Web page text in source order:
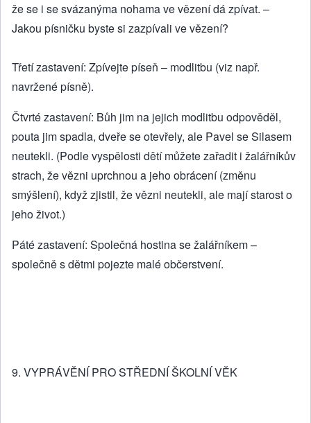
že se i se svázanýma nohama ve vězení dá zpívat. –
Jakou písničku byste si zazpívali ve vězení?
Třetí zastavení: Zpívejte píseň – modlitbu (viz např.
navržené písně).
Čtvrté zastavení: Bůh jim na jejich modlitbu odpověděl,
pouta jim spadla, dveře se otevřely, ale Pavel se Silasem
neutekli. (Podle vyspělosti dětí můžete zařadit i žalářníkův
strach, že vězni uprchnou a jeho obrácení (změnu
smýšlení), když zjistil, že vězni neutekli, ale mají starost o
jeho život.)
Páté zastavení: Společná hostina se žalářníkem –
společně s dětmi pojezte malé občerstvení.
9. VYPRÁVĚNÍ PRO STŘEDNÍ ŠKOLNÍ VĚK